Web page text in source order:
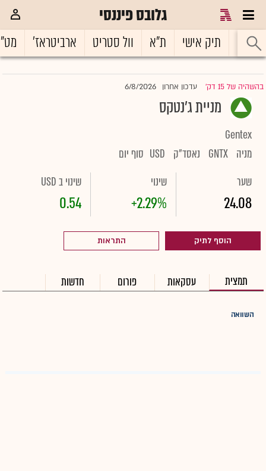
גלובס פיננסי
ראשי תיק אישי ת"א וול סטריט ארביטראז'
בהשהיה של 15 דק' |עדכון אחרון 6/8/2026
מניית ג'נטקס
Gentex
מניה GNTX נאסד"ק USD סוף יום
שער
24.08
שינוי
+2.29%
שינוי ב USD
0.54
הוסף לתיק התראות
תמצית עסקאות פורום חדשות
השוואה